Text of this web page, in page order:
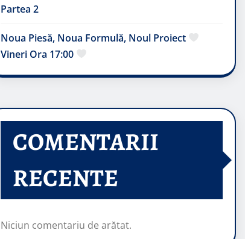
Partea 2
Noua Piesă, Noua Formulă, Noul Proiect
Vineri Ora 17:00
COMENTARII
RECENTE
Niciun comentariu de arătat.